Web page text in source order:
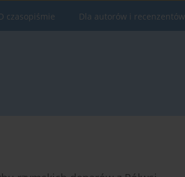
czasopiśmie Dla autorów i recenzentów